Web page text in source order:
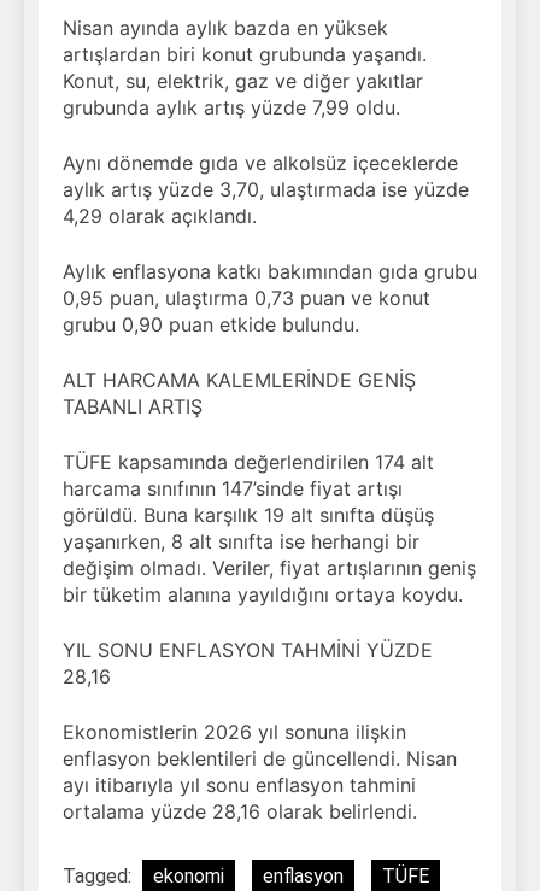
Nisan ayında aylık bazda en yüksek
artışlardan biri konut grubunda yaşandı.
Konut, su, elektrik, gaz ve diğer yakıtlar
grubunda aylık artış yüzde 7,99 oldu.
Aynı dönemde gıda ve alkolsüz içeceklerde
aylık artış yüzde 3,70, ulaştırmada ise yüzde
4,29 olarak açıklandı.
Aylık enflasyona katkı bakımından gıda grubu
0,95 puan, ulaştırma 0,73 puan ve konut
grubu 0,90 puan etkide bulundu.
ALT HARCAMA KALEMLERİNDE GENİŞ
TABANLI ARTIŞ
TÜFE kapsamında değerlendirilen 174 alt
harcama sınıfının 147’sinde fiyat artışı
görüldü. Buna karşılık 19 alt sınıfta düşüş
yaşanırken, 8 alt sınıfta ise herhangi bir
değişim olmadı. Veriler, fiyat artışlarının geniş
bir tüketim alanına yayıldığını ortaya koydu.
YIL SONU ENFLASYON TAHMİNİ YÜZDE
28,16
Ekonomistlerin 2026 yıl sonuna ilişkin
enflasyon beklentileri de güncellendi. Nisan
ayı itibarıyla yıl sonu enflasyon tahmini
ortalama yüzde 28,16 olarak belirlendi.
Tagged: ekonomi enflasyon
TÜFE